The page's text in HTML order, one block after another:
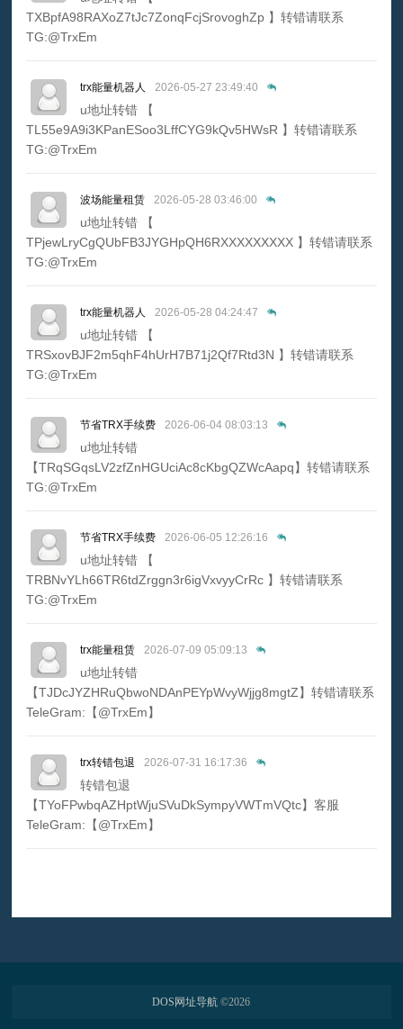
TXBpfA98RAXoZ7tJc7ZonqFcjSrovoghZp 】转错请联系
TG:@TrxEm
trx能量机器人 2026-05-27 23:49:40
u地址转错 【
TL55e9A9i3KPanESoo3LffCYG9kQv5HWsR 】转错请联系
TG:@TrxEm
波场能量租赁 2026-05-28 03:46:00
u地址转错 【
TPjewLryCgQUbFB3JYGHpQH6RXXXXXXXXX 】转错请联系
TG:@TrxEm
trx能量机器人 2026-05-28 04:24:47
u地址转错 【
TRSxovBJF2m5qhF4hUrH7B71j2Qf7Rtd3N 】转错请联系
TG:@TrxEm
节省TRX手续费 2026-06-04 08:03:13
u地址转错
【TRqSGqsLV2zfZnHGUciAc8cKbgQZWcAapq】转错请联系
TG:@TrxEm
节省TRX手续费 2026-06-05 12:26:16
u地址转错 【
TRBNvYLh66TR6tdZrggn3r6igVxvyyCrRc 】转错请联系
TG:@TrxEm
trx能量租赁 2026-07-09 05:09:13
u地址转错
【TJDcJYZHRuQbwoNDAnPEYpWvyWjjg8mgtZ】转错请联系
TeleGram:【@TrxEm】
trx转错包退 2026-07-31 16:17:36
转错包退
【TYoFPwbqAZHptWjuSVuDkSympyVWTmVQtc】客服
TeleGram:【@TrxEm】
DOS网址导航 ©2026